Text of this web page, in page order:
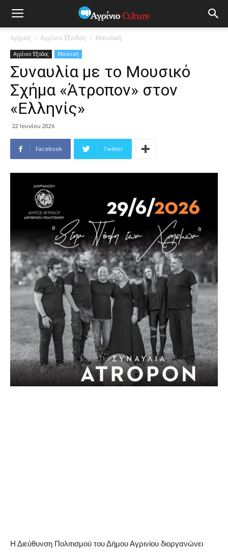
Αρχική Αγρίνιο Έξοδος Μουσική
Αγρίνιο Έξοδος Μουσική
Συναυλία με το Μουσικό
Σχήμα «Άτροπον» στον
«Ελληνίς»
22 Ιουνίου 2026
Facebook Twitter
Η Διεύθυνση Πολιτισμού του Δήμου Αγρινίου διοργανώνει